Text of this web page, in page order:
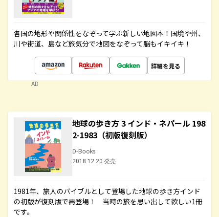
各国の地形や関係性をなぞって学ぶ新しい地図本！国境や州、
川や街道、島など旅気分で地図をなぞって脳もイキイキ！
詳細を見る
AD
地球の歩き方 3 インド・ネパール 198
2-1983（初版復刻版）
D-Books
2018.12.20 発売
1981年、旅人のバイブルとして登場した地球の歩き方インド
の初版が復刻版で再登場！ 当時の旅を思い出して欲しい1冊
です。